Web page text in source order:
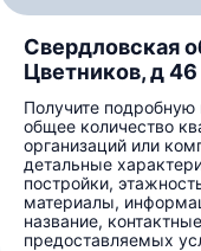
Свердловская
Цветников, д 46
Получите
общее количество
организаций или
детальные
постройки,
материалы,
название,
предоставляемых